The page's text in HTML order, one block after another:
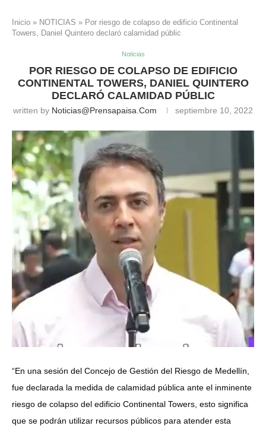
Inicio » NOTICIAS » Por riesgo de colapso de edificio Continental
Towers, Daniel Quintero declaró calamidad públic
Noticias
POR RIESGO DE COLAPSO DE EDIFICIO
CONTINENTAL TOWERS, DANIEL QUINTERO
DECLARÓ CALAMIDAD PÚBLIC
written by Noticias@prensapaisa.com septiembre 10, 2022
“En una sesión del Concejo de Gestión del Riesgo de Medellín,
fue declarada la medida de calamidad pública ante el inminente
riesgo de colapso del edificio Continental Towers, esto significa
que se podrán utilizar recursos públicos para atender esta